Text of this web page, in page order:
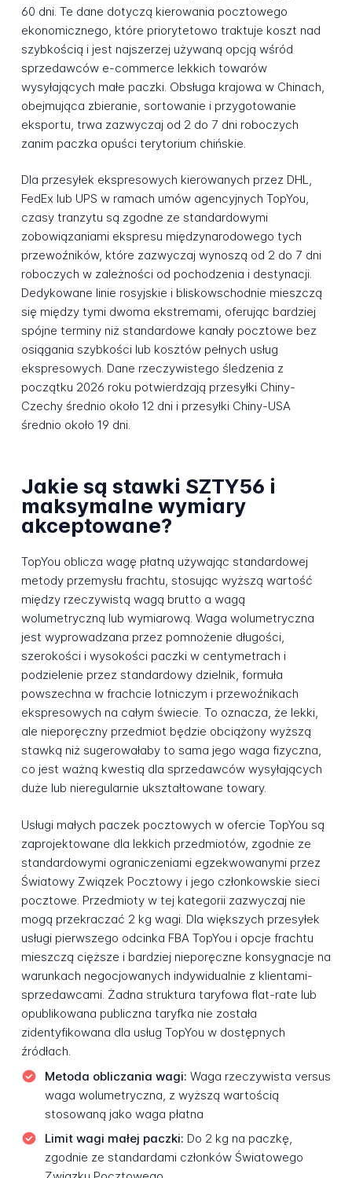
60 dni. Te dane dotyczą kierowania pocztowego
ekonomicznego, które priorytetowo traktuje koszt nad
szybkością i jest najszerzej używaną opcją wśród
sprzedawców e-commerce lekkich towarów
wysyłających małe paczki. Obsługa krajowa w Chinach,
obejmująca zbieranie, sortowanie i przygotowanie
eksportu, trwa zazwyczaj od 2 do 7 dni roboczych
zanim paczka opuści terytorium chińskie.
Dla przesyłek ekspresowych kierowanych przez DHL,
FedEx lub UPS w ramach umów agencyjnych TopYou,
czasy tranzytu są zgodne ze standardowymi
zobowiązaniami ekspresu międzynarodowego tych
przewoźników, które zazwyczaj wynoszą od 2 do 7 dni
roboczych w zależności od pochodzenia i destynacji.
Dedykowane linie rosyjskie i bliskowschodnie mieszczą
się między tymi dwoma ekstremami, oferując bardziej
spójne terminy niż standardowe kanały pocztowe bez
osiągania szybkości lub kosztów pełnych usług
ekspresowych. Dane rzeczywistego śledzenia z
początku 2026 roku potwierdzają przesyłki Chiny-
Czechy średnio około 12 dni i przesyłki Chiny-USA
średnio około 19 dni.
Jakie są stawki SZTY56 i
maksymalne wymiary
akceptowane?
TopYou oblicza wagę płatną używając standardowej
metody przemysłu frachtu, stosując wyższą wartość
między rzeczywistą wagą brutto a wagą
wolumetryczną lub wymiarową. Waga wolumetryczna
jest wyprowadzana przez pomnożenie długości,
szerokości i wysokości paczki w centymetrach i
podzielenie przez standardowy dzielnik, formuła
powszechna w frachcie lotniczym i przewoźnikach
ekspresowych na całym świecie. To oznacza, że lekki,
ale nieporęczny przedmiot będzie obciążony wyższą
stawką niż sugerowałaby to sama jego waga fizyczna,
co jest ważną kwestią dla sprzedawców wysyłających
duże lub nieregularnie ukształtowane towary.
Usługi małych paczek pocztowych w ofercie TopYou są
zaprojektowane dla lekkich przedmiotów, zgodnie ze
standardowymi ograniczeniami egzekwowanymi przez
Światowy Związek Pocztowy i jego członkowskie sieci
pocztowe. Przedmioty w tej kategorii zazwyczaj nie
mogą przekraczać 2 kg wagi. Dla większych przesyłek
usługi pierwszego odcinka FBA TopYou i opcje frachtu
mieszczą cięższe i bardziej nieporęczne konsygnacje na
warunkach negocjowanych indywidualnie z klientami-
sprzedawcami. Żadna struktura taryfowa flat-rate lub
opublikowana publiczna taryfka nie została
zidentyfikowana dla usług TopYou w dostępnych
źródłach.
Metoda obliczania wagi: Waga rzeczywista versus
waga wolumetryczna, z wyższą wartością
stosowaną jako waga płatna
Limit wagi małej paczki: Do 2 kg na paczkę,
zgodnie ze standardami członków Światowego